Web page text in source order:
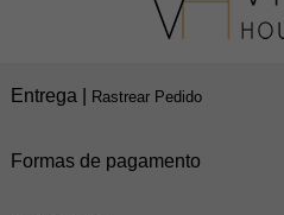
Entrega | Rastrear Pedido
Formas de pagamento